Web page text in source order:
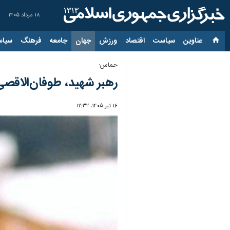
۱۸ مرداد ۱۴۰۵
عناوین‌ سیاست اقتصاد ورزش جهان جامعه فرهنگ
حماس:
رهبر شهید،
۱۶ تیر ۱۴۰۵، ۱۲:۳۲